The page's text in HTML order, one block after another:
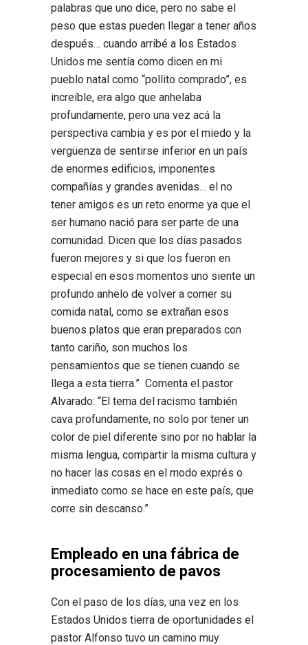
palabras que uno dice, pero no sabe el
peso que estas pueden llegar a tener años
después… cuando arribé a los Estados
Unidos me sentía como dicen en mi
pueblo natal como “pollito comprado”, es
increíble, era algo que anhelaba
profundamente, pero una vez acá la
perspectiva cambia y es por el miedo y la
vergüenza de sentirse inferior en un país
de enormes edificios, imponentes
compañías y grandes avenidas… el no
tener amigos es un reto enorme ya que el
ser humano nació para ser parte de una
comunidad. Dicen que los días pasados
fueron mejores y si que los fueron en
especial en esos momentos uno siente un
profundo anhelo de volver a comer su
comida natal, como se extrañan esos
buenos platos que eran preparados con
tanto cariño, son muchos los
pensamientos que se tienen cuando se
llega a esta tierra.” Comenta el pastor
Alvarado: “El tema del racismo también
cava profundamente, no solo por tener un
color de piel diferente sino por no hablar la
misma lengua, compartir la misma cultura y
no hacer las cosas en el modo exprés o
inmediato como se hace en este país, que
corre sin descanso.”
Empleado en una fábrica de
procesamiento de pavos
Con el paso de los días, una vez en los
Estados Unidos tierra de oportunidades el
pastor Alfonso tuvo un camino muy